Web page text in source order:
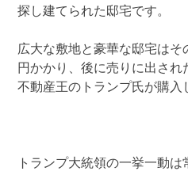
探し建てられた邸宅です。
広大な敷地と豪華な邸宅は
円かかり、後に売りに出され
不動産王のトランプ氏が購入
トランプ大統領の一挙一動